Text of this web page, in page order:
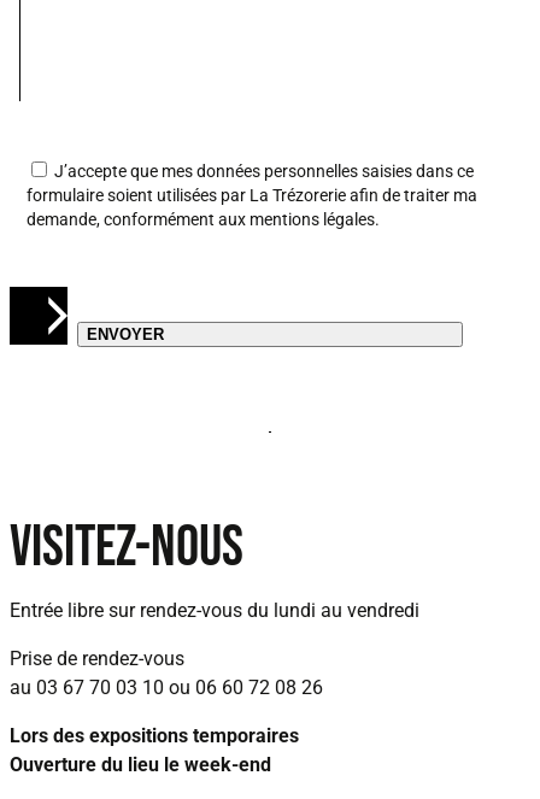
J’accepte que mes données personnelles saisies dans ce
formulaire soient utilisées par La Trézorerie afin de traiter ma
demande, conformément aux mentions légales.
VISITEZ-NOUS
Entrée libre sur rendez‑vous du lundi au vendredi
Prise de rendez‑vous
au 03 67 70 03 10 ou 06 60 72 08 26
Lors des expositions temporaires
Ouverture du lieu le week‑end